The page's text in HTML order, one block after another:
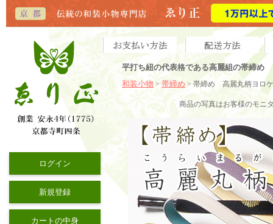
ログイン
新規登録
カートの中身
平打ち紐の代表格である高麗組の帯締め
和装小物 > 帯締め > 帯締め 高麗丸柄ヨロ
商品の写真はお客様のモニ